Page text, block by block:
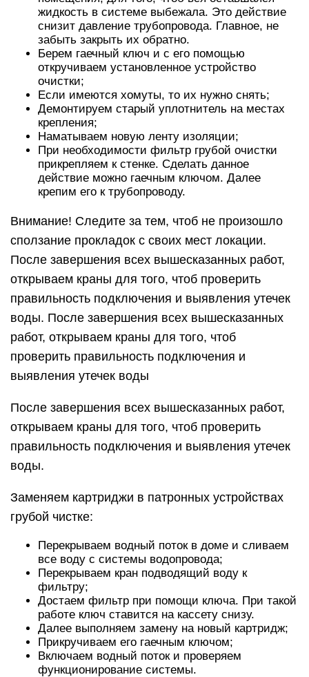
жидкость в системе выбежала. Это действие
снизит давление трубопровода. Главное, не
забыть закрыть их обратно.
Берем гаечный ключ и с его помощью
откручиваем установленное устройство
очистки;
Если имеются хомуты, то их нужно снять;
Демонтируем старый уплотнитель на местах
крепления;
Наматываем новую ленту изоляции;
При необходимости фильтр грубой очистки
прикрепляем к стенке. Сделать данное
действие можно гаечным ключом. Далее
крепим его к трубопроводу.
Внимание! Следите за тем, чтоб не произошло
сползание прокладок с своих мест локации.
После завершения всех вышесказанных работ,
открываем краны для того, чтоб проверить
правильность подключения и выявления утечек
воды. После завершения всех вышесказанных
работ, открываем краны для того, чтоб
проверить правильность подключения и
выявления утечек воды
После завершения всех вышесказанных работ,
открываем краны для того, чтоб проверить
правильность подключения и выявления утечек
воды.
Заменяем картриджи в патронных устройствах
грубой чистке:
Перекрываем водный поток в доме и сливаем
все воду с системы водопровода;
Перекрываем кран подводящий воду к
фильтру;
Достаем фильтр при помощи ключа. При такой
работе ключ ставится на кассету снизу.
Далее выполняем замену на новый картридж;
Прикручиваем его гаечным ключом;
Включаем водный поток и проверяем
функционирование системы.